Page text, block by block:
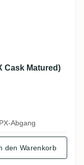
Cask Matured)
Abgang
den Warenkorb